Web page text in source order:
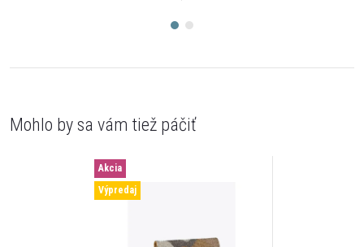
Akcia
Výpredaj